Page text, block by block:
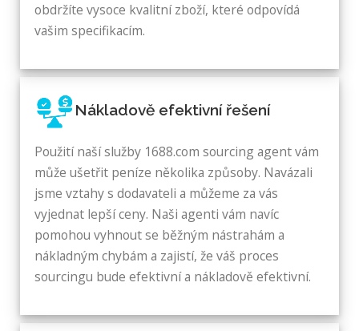
obdržíte vysoce kvalitní zboží, které odpovídá
vašim specifikacím.
Nákladově efektivní řešení
Použití naší služby 1688.com sourcing agent vám
může ušetřit peníze několika způsoby. Navázali
jsme vztahy s dodavateli a můžeme za vás
vyjednat lepší ceny. Naši agenti vám navíc
pomohou vyhnout se běžným nástrahám a
nákladným chybám a zajistí, že váš proces
sourcingu bude efektivní a nákladově efektivní.